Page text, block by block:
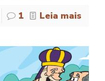
1 Leia mais